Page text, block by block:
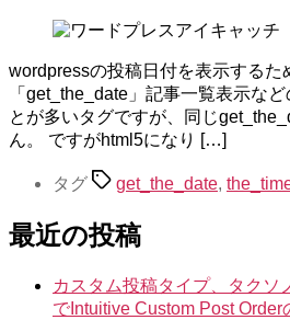
wordpressの投稿日付を表示するた
「get_the_date」記事一覧表示な
とが多いタグですが、同じ
ん。 ですがhtml5になり […]
タグ get_the_date,
最近の投稿
カスタム投稿タイプ、タクソ
でIntuitive Custom Post Order